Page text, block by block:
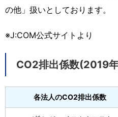
の他」扱いとしております。
※J:COM公式サイトより
CO2排出係数(2019
各法人のCO2排出係数